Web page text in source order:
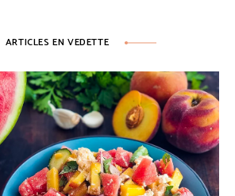
ARTICLES EN VEDETTE